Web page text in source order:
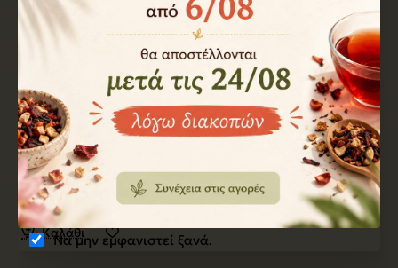
Να μην εμφανιστεί ξανά.
2e43b Διαθέσιμο
Κρασί Λευκός Ξηρός Μαλαγουζιά KOSMIMA 750ml
7,90€
Καλάθι